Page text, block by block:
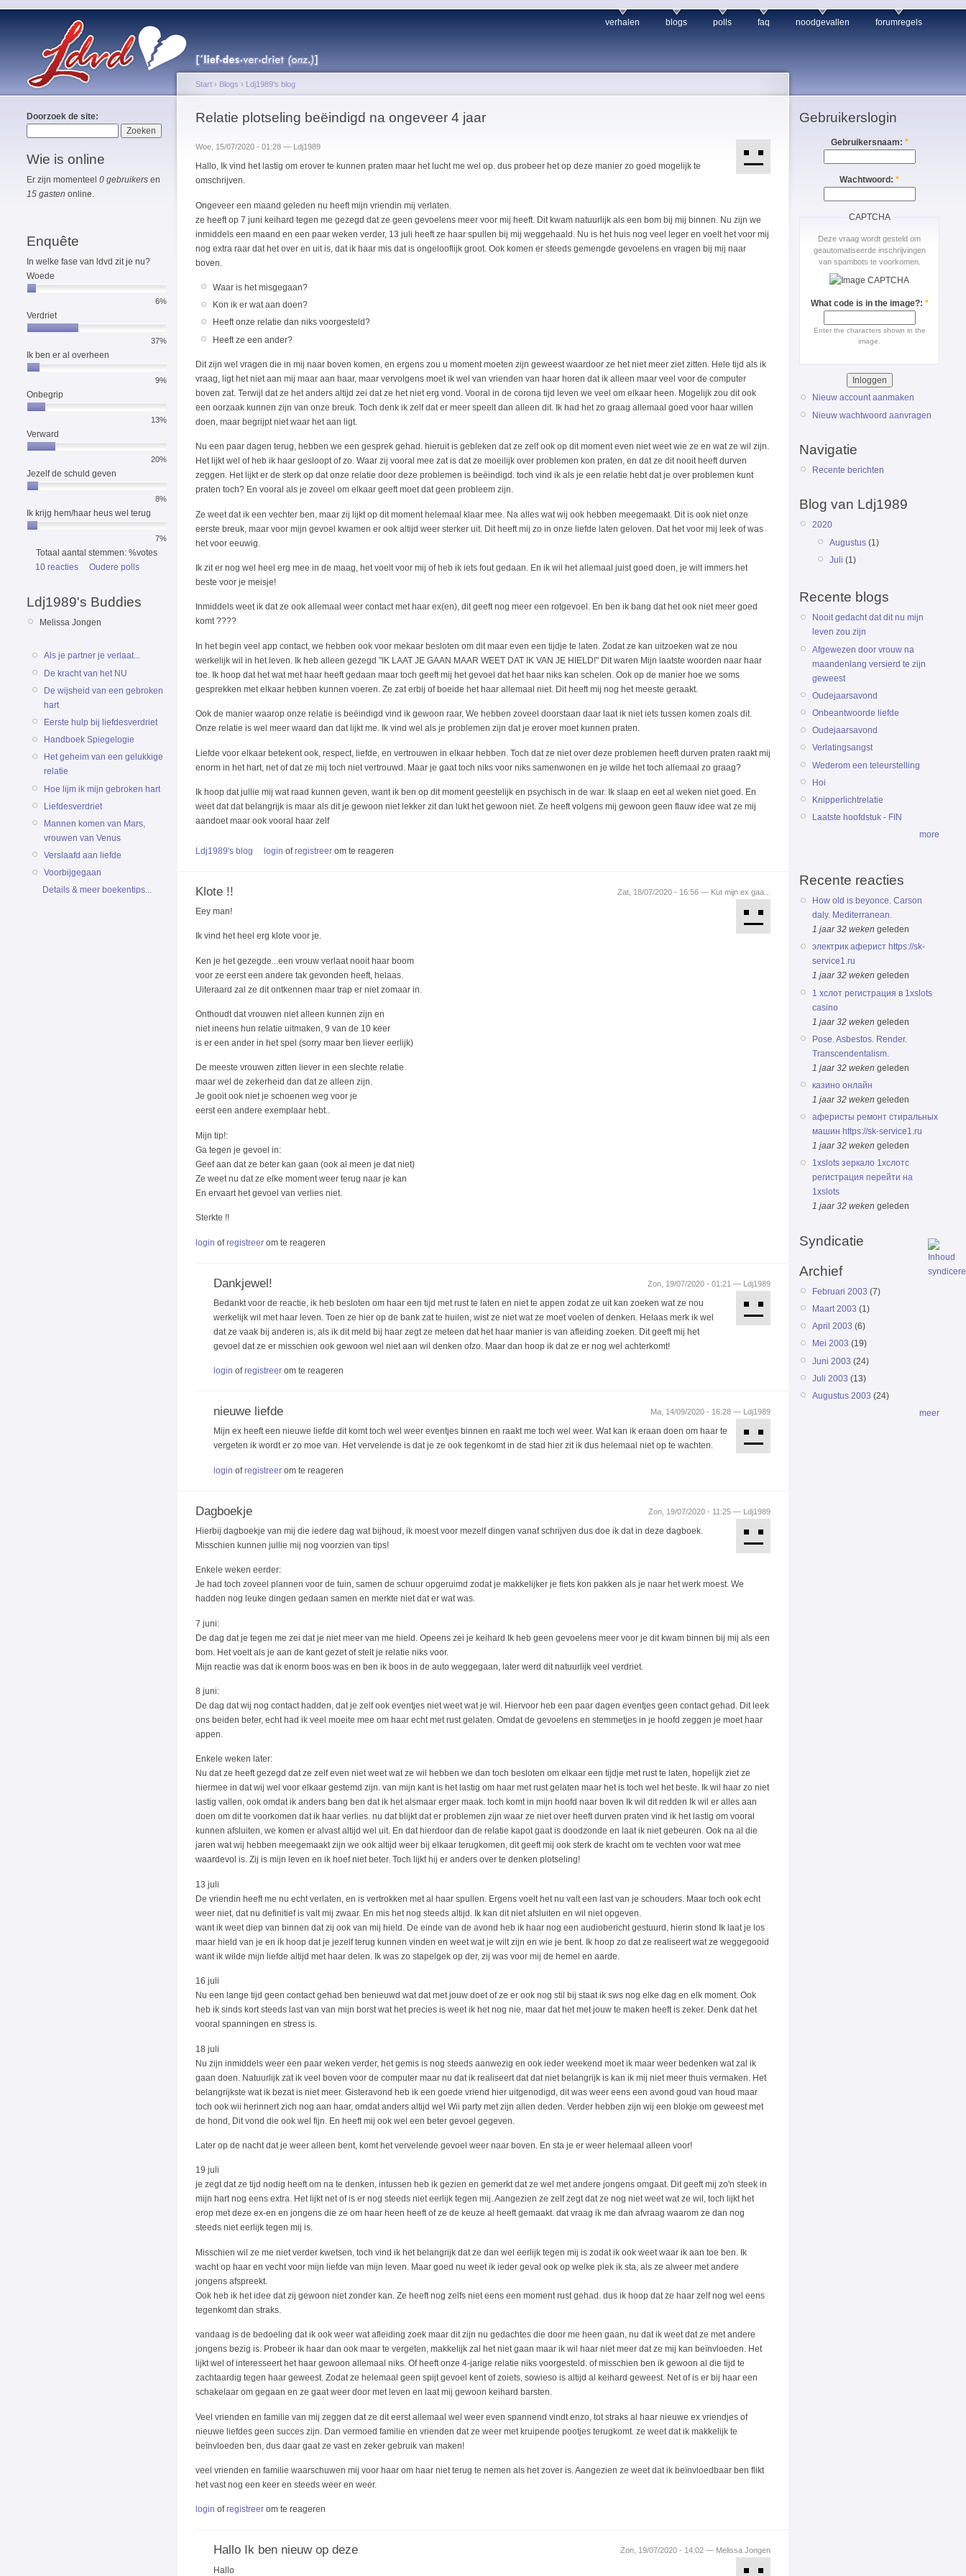
verhalen blogs polls faq noodgevallen forumregels
Doorzoek de site:
Wie is online
Er zijn momenteel 0 gebruikers en
15 gasten online.
Enquête
In welke fase van ldvd zit je nu?
Woede
6%
Verdriet
37%
Ik ben er al overheen
9%
Onbegrip
13%
Verward
20%
Jezelf de schuld geven
8%
Ik krijg hem/haar heus wel terug
7%
Totaal aantal stemmen: %votes
10 reacties
Oudere polls
Ldj1989's Buddies
Melissa Jongen
Als je partner je verlaat...
De kracht van het NU
De wijsheid van een gebroken
hart
Eerste hulp bij liefdesverdriet
Handboek Spiegelogie
Het geheim van een gelukkige
relatie
Hoe lijm ik mijn gebroken hart
Liefdesverdriet
Mannen komen van Mars,
vrouwen van Venus
Verslaafd aan liefde
Voorbijgegaan
Details & meer boekentips...
Start › Blogs › Ldj1989's blog
Relatie plotseling beëindigd na ongeveer 4 jaar
Woe, 15/07/2020 - 01:28 — Ldj1989
Hallo, Ik vind het lastig om erover te kunnen praten maar het lucht me wel op. dus probeer het op deze manier zo goed mogelijk te
omschrijven.
Ongeveer een maand geleden nu heeft mijn vriendin mij verlaten.
ze heeft op 7 juni keihard tegen me gezegd dat ze geen gevoelens meer voor mij heeft. Dit kwam natuurlijk als een bom bij mij binnen. Nu zijn we
inmiddels een maand en een paar weken verder, 13 juli heeft ze haar spullen bij mij weggehaald. Nu is het huis nog veel leger en voelt het voor mij
nog extra raar dat het over en uit is, dat ik haar mis dat is ongelooflijk groot. Ook komen er steeds gemengde gevoelens en vragen bij mij naar
boven.
Waar is het misgegaan?
Kon ik er wat aan doen?
Heeft onze relatie dan niks voorgesteld?
Heeft ze een ander?
Dit zijn wel vragen die in mij naar boven komen, en ergens zou u moment moeten zijn geweest waardoor ze het niet meer ziet zitten. Hele tijd als ik
vraag, ligt het niet aan mij maar aan haar, maar vervolgens moet ik wel van vrienden van haar horen dat ik alleen maar veel voor de computer
boven zat. Terwijl dat ze het anders altijd zei dat ze het niet erg vond. Vooral in de corona tijd leven we veel om elkaar heen. Mogelijk zou dit ook
een oorzaak kunnen zijn van onze breuk. Toch denk ik zelf dat er meer speelt dan alleen dit. Ik had het zo graag allemaal goed voor haar willen
doen, maar begrijpt niet waar het aan ligt.
Nu een paar dagen terug, hebben we een gesprek gehad. hieruit is gebleken dat ze zelf ook op dit moment even niet weet wie ze en wat ze wil zijn.
Het lijkt wel of heb ik haar gesloopt of zo. Waar zij vooral mee zat is dat ze moeilijk over problemen kon praten, en dat ze dit nooit heeft durven
zeggen. Het lijkt er de sterk op dat onze relatie door deze problemen is beëindigd. toch vind ik als je een relatie hebt dat je over problemen kunt
praten toch? En vooral als je zoveel om elkaar geeft moet dat geen probleem zijn.
Ze weet dat ik een vechter ben, maar zij lijkt op dit moment helemaal klaar mee. Na alles wat wij ook hebben meegemaakt. Dit is ook niet onze
eerste breuk, maar voor mijn gevoel kwamen er ook altijd weer sterker uit. Dit heeft mij zo in onze liefde laten geloven. Dat het voor mij leek of was
het voor eeuwig.
Ik zit er nog wel heel erg mee in de maag, het voelt voor mij of heb ik iets fout gedaan. En ik wil het allemaal juist goed doen, je wilt immers het
beste voor je meisje!
Inmiddels weet ik dat ze ook allemaal weer contact met haar ex(en), dit geeft nog meer een rotgevoel. En ben ik bang dat het ook niet meer goed
komt ????
In het begin veel app contact, we hebben ook voor mekaar besloten om dit maar even een tijdje te laten. Zodat ze kan uitzoeken wat ze nou
werkelijk wil in het leven. Ik heb alleen gezegd "IK LAAT JE GAAN MAAR WEET DAT IK VAN JE HIELD!" Dit waren Mijn laatste woorden naar haar
toe. Ik hoop dat het wat met haar heeft gedaan maar toch geeft mij het gevoel dat het haar niks kan schelen. Ook op de manier hoe we soms
gesprekken met elkaar hebben kunnen voeren. Ze zat erbij of boeide het haar allemaal niet. Dit heeft mij nog het meeste geraakt.
Ook de manier waarop onze relatie is beëindigd vind ik gewoon raar, We hebben zoveel doorstaan daar laat ik niet iets tussen komen zoals dit.
Onze relatie is wel meer waard dan dat lijkt me. Ik vind wel als je problemen zijn dat je erover moet kunnen praten.
Liefde voor elkaar betekent ook, respect, liefde, en vertrouwen in elkaar hebben. Toch dat ze niet over deze problemen heeft durven praten raakt mij
enorm in het hart, net of dat ze mij toch niet vertrouwd. Maar je gaat toch niks voor niks samenwonen en je wilde het toch allemaal zo graag?
Ik hoop dat jullie mij wat raad kunnen geven, want ik ben op dit moment geestelijk en psychisch in de war. Ik slaap en eet al weken niet goed. En
weet dat dat belangrijk is maar als dit je gewoon niet lekker zit dan lukt het gewoon niet. Ze heeft volgens mij gewoon geen flauw idee wat ze mij
aandoet maar ook vooral haar zelf
Ldj1989's blog login ofregistreer om te reageren
Zat, 18/07/2020 - 16:56 — Kut mijn ex gaa...
Klote !!
Eey man!
Ik vind het heel erg klote voor je.
Ken je het gezegde...een vrouw verlaat nooit haar boom
voor ze eerst een andere tak gevonden heeft, helaas.
Uiteraard zal ze dit ontkennen maar trap er niet zomaar in.
Onthoudt dat vrouwen niet alleen kunnen zijn en
niet ineens hun relatie uitmaken, 9 van de 10 keer
is er een ander in het spel (sorry maar ben liever eerlijk)
De meeste vrouwen zitten liever in een slechte relatie
maar wel de zekerheid dan dat ze alleen zijn.
Je gooit ook niet je schoenen weg voor je
eerst een andere exemplaar hebt..
Mijn tip!:
Ga tegen je gevoel in:
Geef aan dat ze beter kan gaan (ook al meen je dat niet)
Ze weet nu dat ze elke moment weer terug naar je kan
En ervaart het gevoel van verlies niet.
Sterkte !!
login ofregistreer om te reageren
Zon, 19/07/2020 - 01:21 — Ldj1989
Dankjewel!
Bedankt voor de reactie, ik heb besloten om haar een tijd met rust te laten en niet te appen zodat ze uit kan zoeken wat ze nou
werkelijk wil met haar leven. Toen ze hier op de bank zat te huilen, wist ze niet wat ze moet voelen of denken. Helaas merk ik wel
dat ze vaak bij anderen is, als ik dit meld bij haar zegt ze meteen dat het haar manier is van afleiding zoeken. Dit geeft mij het
gevoel dat ze er misschien ook gewoon wel niet aan wil denken ofzo. Maar dan hoop ik dat ze er nog wel achterkomt!
login ofregistreer om te reageren
Ma, 14/09/2020 - 16:28 — Ldj1989
nieuwe liefde
Mijn ex heeft een nieuwe liefde dit komt toch wel weer eventjes binnen en raakt me toch wel weer. Wat kan ik eraan doen om haar te
vergeten ik wordt er zo moe van. Het vervelende is dat je ze ook tegenkomt in de stad hier zit ik dus helemaal niet op te wachten.
login ofregistreer om te reageren
Zon, 19/07/2020 - 11:25 — Ldj1989
Dagboekje
Hierbij dagboekje van mij die iedere dag wat bijhoud, ik moest voor mezelf dingen vanaf schrijven dus doe ik dat in deze dagboek.
Misschien kunnen jullie mij nog voorzien van tips!
Enkele weken eerder:
Je had toch zoveel plannen voor de tuin, samen de schuur opgeruimd zodat je makkelijker je fiets kon pakken als je naar het werk moest. We
hadden nog leuke dingen gedaan samen en merkte niet dat er wat was.
7 juni:
De dag dat je tegen me zei dat je niet meer van me hield. Opeens zei je keihard Ik heb geen gevoelens meer voor je dit kwam binnen bij mij als een
bom. Het voelt als je aan de kant gezet of stelt je relatie niks voor.
Mijn reactie was dat ik enorm boos was en ben ik boos in de auto weggegaan, later werd dit natuurlijk veel verdriet.
8 juni:
De dag dat wij nog contact hadden, dat je zelf ook eventjes niet weet wat je wil. Hiervoor heb een paar dagen eventjes geen contact gehad. Dit leek
ons beiden beter, echt had ik veel moeite mee om haar echt met rust gelaten. Omdat de gevoelens en stemmetjes in je hoofd zeggen je moet haar
appen.
Enkele weken later:
Nu dat ze heeft gezegd dat ze zelf even niet weet wat ze wil hebben we dan toch besloten om elkaar een tijdje met rust te laten, hopelijk ziet ze
hiermee in dat wij wel voor elkaar gestemd zijn. van mijn kant is het lastig om haar met rust gelaten maar het is toch wel het beste. Ik wil haar zo niet
lastig vallen, ook omdat ik anders bang ben dat ik het alsmaar erger maak. toch komt in mijn hoofd naar boven Ik wil dit redden Ik wil er alles aan
doen om dit te voorkomen dat ik haar verlies. nu dat blijkt dat er problemen zijn waar ze niet over heeft durven praten vind ik het lastig om vooral
kunnen afsluiten, we komen er alvast altijd wel uit. En dat hierdoor dan de relatie kapot gaat is doodzonde en laat ik niet gebeuren. Ook na al die
jaren wat wij hebben meegemaakt zijn we ook altijd weer bij elkaar terugkomen, dit geeft mij ook sterk de kracht om te vechten voor wat mee
waardevol is. Zij is mijn leven en ik hoef niet beter. Toch lijkt hij er anders over te denken plotseling!
13 juli
De vriendin heeft me nu echt verlaten, en is vertrokken met al haar spullen. Ergens voelt het nu valt een last van je schouders. Maar toch ook echt
weer niet, dat nu definitief is valt mij zwaar. En mis het nog steeds altijd. Ik kan dit niet afsluiten en wil niet opgeven.
want ik weet diep van binnen dat zij ook van mij hield. De einde van de avond heb ik haar nog een audiobericht gestuurd, hierin stond Ik laat je los
maar hield van je en ik hoop dat je jezelf terug kunnen vinden en weet wat je wilt zijn en wie je bent. Ik hoop zo dat ze realiseert wat ze weggegooid
want ik wilde mijn liefde altijd met haar delen. Ik was zo stapelgek op der, zij was voor mij de hemel en aarde.
16 juli
Nu een lange tijd geen contact gehad ben benieuwd wat dat met jouw doet of ze er ook nog stil bij staat ik sws nog elke dag en elk moment. Ook
heb ik sinds kort steeds last van van mijn borst wat het precies is weet ik het nog nie, maar dat het met jouw te maken heeft is zeker. Denk dat het
vooral spanningen en stress is.
18 juli
Nu zijn inmiddels weer een paar weken verder, het gemis is nog steeds aanwezig en ook ieder weekend moet ik maar weer bedenken wat zal ik
gaan doen. Natuurlijk zat ik veel boven voor de computer maar nu dat ik realiseert dat dat niet belangrijk is kan ik mij niet meer thuis vermaken. Het
belangrijkste wat ik bezat is niet meer. Gisteravond heb ik een goede vriend hier uitgenodigd, dit was weer eens een avond goud van houd maar
toch ook wii herinnert zich nog aan haar, omdat anders altijd wel Wii party met zijn allen deden. Verder hebben zijn wij een blokje om geweest met
de hond, Dit vond die ook wel fijn. En heeft mij ook wel een beter gevoel gegeven.
Later op de nacht dat je weer alleen bent, komt het vervelende gevoel weer naar boven. En sta je er weer helemaal alleen voor!
19 juli
je zegt dat ze tijd nodig heeft om na te denken, intussen heb ik gezien en gemerkt dat ze wel met andere jongens omgaat. Dit geeft mij zo'n steek in
mijn hart nog eens extra. Het lijkt net of is er nog steeds niet eerlijk tegen mij. Aangezien ze zelf zegt dat ze nog niet weet wat ze wil, toch lijkt het
erop met deze ex-en en jongens die ze om haar heen heeft of ze de keuze al heeft gemaakt. dat vraag ik me dan afvraag waarom ze dan nog
steeds niet eerlijk tegen mij is.
Misschien wil ze me niet verder kwetsen, toch vind ik het belangrijk dat ze dan wel eerlijk tegen mij is zodat ik ook weet waar ik aan toe ben. Ik
wacht op haar en vecht voor mijn liefde van mijn leven. Maar goed nu weet ik ieder geval ook op welke plek ik sta, als ze alweer met andere
jongens afspreekt.
Ook heb ik het idee dat zij gewoon niet zonder kan. Ze heeft nog zelfs niet eens een moment rust gehad. dus ik hoop dat ze haar zelf nog wel eens
tegenkomt dan straks.
vandaag is de bedoeling dat ik ook weer wat afleiding zoek maar dit zijn nu gedachtes die door me heen gaan, nu dat ik weet dat ze met andere
jongens bezig is. Probeer ik haar dan ook maar te vergeten, makkelijk zal het niet gaan maar ik wil haar niet meer dat ze mij kan beïnvloeden. Het
lijkt wel of interesseert het haar gewoon allemaal niks. Of heeft onze 4-jarige relatie niks voorgesteld. of misschien ben ik gewoon al die tijd te
zachtaardig tegen haar geweest. Zodat ze helemaal geen spijt gevoel kent of zoiets, sowieso is altijd al keihard geweest. Net of is er bij haar een
schakelaar om gegaan en ze gaat weer door met leven en laat mij gewoon keihard barsten.
Veel vrienden en familie van mij zeggen dat ze dit eerst allemaal wel weer even spannend vindt enzo, tot straks al haar nieuwe ex vriendjes of
nieuwe liefdes geen succes zijn. Dan vermoed familie en vrienden dat ze weer met kruipende pootjes terugkomt. ze weet dat ik makkelijk te
beïnvloeden ben, dus daar gaat ze vast en zeker gebruik van maken!
veel vrienden en familie waarschuwen mij voor haar om haar niet terug te nemen als het zover is. Aangezien ze weet dat ik beïnvloedbaar ben flikt
het vast nog een keer en steeds weer en weer.
login ofregistreer om te reageren
Zon, 19/07/2020 - 14:02 — Melissa Jongen
Hallo Ik ben nieuw op deze
Hallo
Gebruikerslogin
Gebruikersnaam: *
Wachtwoord: *
CAPTCHA
Deze vraag wordt gesteld om
geautomatiseerde inschrijvingen
van spambots te voorkomen.
What code is in the image?: *
Enter the characters shown in the
image.
Nieuw account aanmaken
Nieuw wachtwoord aanvragen
Navigatie
Recente berichten
Blog van Ldj1989
2020
Augustus (1)
Juli (1)
Recente blogs
Nooit gedacht dat dit nu mijn
leven zou zijn
Afgewezen door vrouw na
maandenlang versierd te zijn
geweest
Oudejaarsavond
Onbeantwoorde liefde
Oudejaarsavond
Verlatingsangst
Wederom een teleurstelling
Hoi
Knipperlichtrelatie
Laatste hoofdstuk - FIN
more
Recente reacties
How old is beyonce. Carson
daly. Mediterranean.
1 jaar 32 weken geleden
электрик аферист https://sk-
service1.ru
1 jaar 32 weken geleden
1 хслот регистрация в 1xslots
casino
1 jaar 32 weken geleden
Pose. Asbestos. Render.
Transcendentalism.
1 jaar 32 weken geleden
казино онлайн
1 jaar 32 weken geleden
аферисты ремонт стиральных
машин https://sk-service1.ru
1 jaar 32 weken geleden
1xslots зеркало 1хслотс
регистрация перейти на
1xslots
1 jaar 32 weken geleden
Syndicatie
Archief
Februari 2003 (7)
Maart 2003 (1)
April 2003 (6)
Mei 2003 (19)
Juni 2003 (24)
Juli 2003 (13)
Augustus 2003 (24)
meer